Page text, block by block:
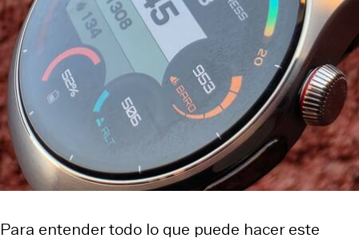
Para entender todo lo que puede hacer este